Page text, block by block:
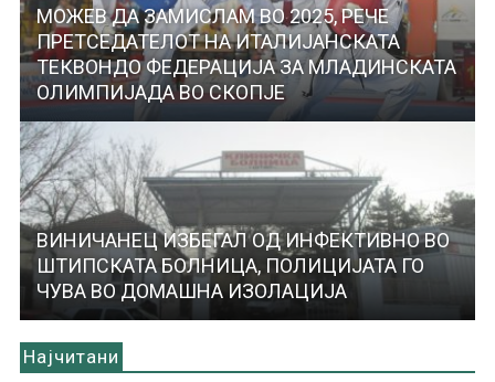
МОЖЕВ ДА ЗАМИСЛАМ ВО 2025, РЕЧЕ
ПРЕТСЕДАТЕЛОТ НА ИТАЛИЈАНСКАТА
ТЕКВОНДО ФЕДЕРАЦИЈА ЗА МЛАДИНСКАТА
ОЛИМПИЈАДА ВО СКОПЈЕ
ВИНИЧАНЕЦ ИЗБЕГАЛ ОД ИНФЕКТИВНО ВО
ШТИПСКАТА БОЛНИЦА, ПОЛИЦИЈАТА ГО
ЧУВА ВО ДОМАШНА ИЗОЛАЦИЈА
Најчитани